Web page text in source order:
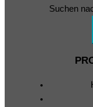
Suchen